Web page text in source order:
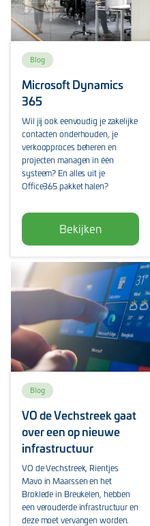
Blog
Microsoft Dynamics
365
Wil jij ook eenvoudig je zakelijke
contacten onderhouden, je
verkoopproces beheren en
projecten managen in één
systeem? En alles uit je
Office365 pakket halen?
Bekijken
Blog
VO de Vechstreek gaat
over een op nieuwe
infrastructuur
VO de Vechstreek, Rientjes
Mavo in Maarssen en het
Broklede in Breukelen, hebben
een verouderde infrastructuur en
deze moet vervangen worden.